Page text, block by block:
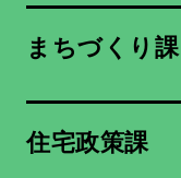
まちづくり課
住宅政策課